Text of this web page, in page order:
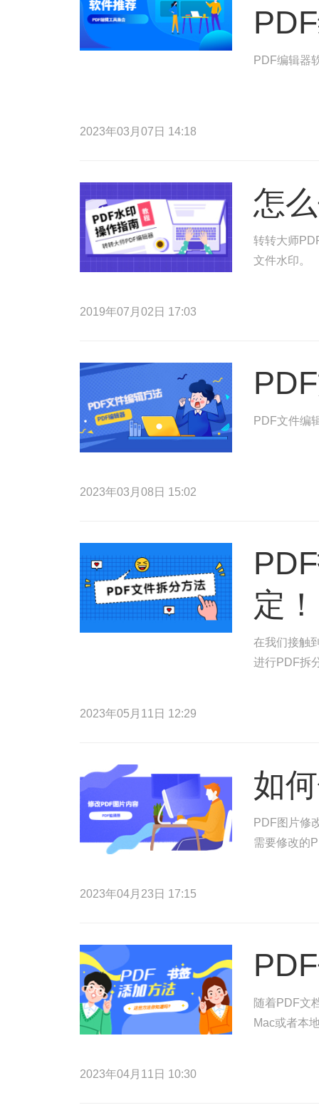
PDF编辑器
2023年03月07日 14:18
怎
转转大师
文件水印。
2019年07月02日 17:03
PDF文件编
2023年03月08日 15:02
定！
在我们接触
进行PDF拆
2023年05月11日 12:29
如
PDF图片修
需要修改的
2023年04月23日 17:15
随着PDF文
Mac或者本
2023年04月11日 10:30